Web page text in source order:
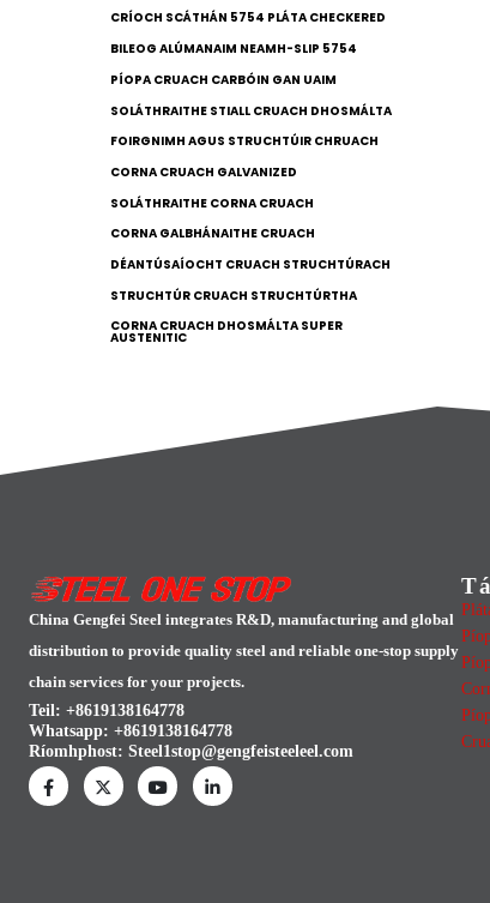
CRÍOCH SCÁTHÁN 5754 PLÁTA CHECKERED
BILEOG ALÚMANAIM NEAMH-SLIP 5754
PÍOPA CRUACH CARBÓIN GAN UAIM
SOLÁTHRAITHE STIALL CRUACH DHOSMÁLTA
FOIRGNIMH AGUS STRUCHTÚIR CHRUACH
CORNA CRUACH GALVANIZED
SOLÁTHRAITHE CORNA CRUACH
CORNA GALBHÁNAITHE CRUACH
DÉANTÚSAÍOCHT CRUACH STRUCHTÚRACH
STRUCHTÚR CRUACH STRUCHTÚRTHA
CORNA CRUACH DHOSMÁLTA SUPER
AUSTENITIC
China Gengfei Steel integrates R&D, manufacturing and global
distribution to provide quality steel and reliable one-stop supply
chain services for your projects.
Teil: +8619138164778
Whatsapp: +8619138164778
Ríomhphost: Steel1stop@gengfeisteeleel.com